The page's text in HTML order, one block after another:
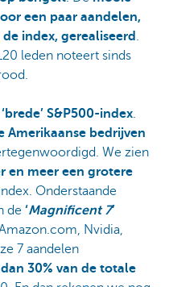
een paar aandelen,
index, gerealiseerd .
leden noteert sinds
‘brede’ S&P500-index.
Amerikaanse bedrijven
We zien
en meer een grotere
Onderstaande
de ‘Magnificent 7’
Nvidia,
7 aandelen
30% van de totale